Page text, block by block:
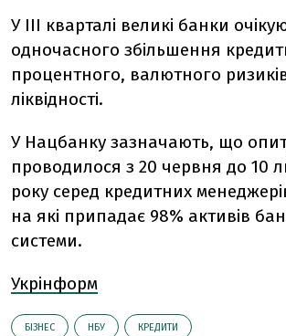
У ІІІ кварталі великі банки
одночасного збільшення
процентного, валютного
ліквідності.
У Нацбанку зазначають, що
проводилося з 20 червня до 10
року серед кредитних
на які припадає 98% активів
системи.
Укрінформ
БІЗНЕС НБУ КРЕДИТИ